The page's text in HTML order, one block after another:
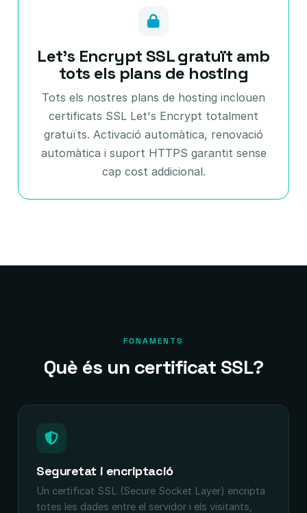
Let's Encrypt SSL gratuït amb
tots els plans de hosting
Tots els nostres plans de hosting inclouen
certificats SSL Let's Encrypt totalment
gratuïts. Activació automàtica, renovació
automàtica i suport HTTPS garantit sense
cap cost addicional.
FONAMENTS
Què és un certificat SSL?
Seguretat i encriptació
Un certificat SSL (Secure Socket Layer) encripta
totes les dades entre el servidor i els visitants,